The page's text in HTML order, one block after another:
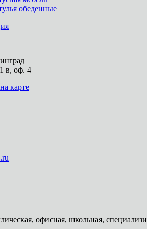
обеденные
в, оф. 4
карте
офисная, школьная,